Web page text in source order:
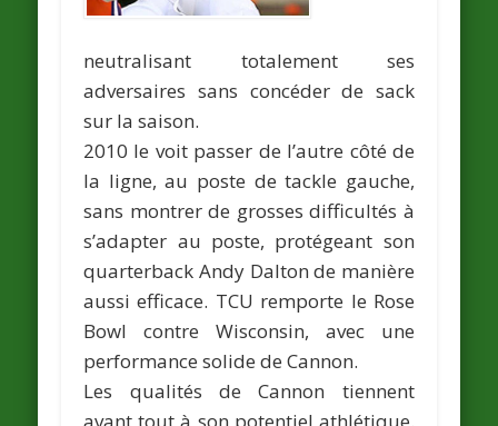
neutralisant totalement ses
adversaires sans concéder de sack
sur la saison.
2010 le voit passer de l’autre côté de
la ligne, au poste de tackle gauche,
sans montrer de grosses difficultés à
s’adapter au poste, protégeant son
quarterback Andy Dalton de manière
aussi efficace. TCU remporte le Rose
Bowl contre Wisconsin, avec une
performance solide de Cannon.
Les qualités de Cannon tiennent